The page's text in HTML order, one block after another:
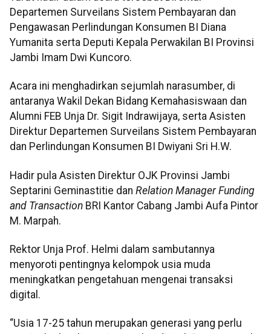
Departemen Surveilans Sistem Pembayaran dan
Pengawasan Perlindungan Konsumen BI Diana
Yumanita serta Deputi Kepala Perwakilan BI Provinsi
Jambi Imam Dwi Kuncoro.
Acara ini menghadirkan sejumlah narasumber, di
antaranya Wakil Dekan Bidang Kemahasiswaan dan
Alumni FEB Unja Dr. Sigit Indrawijaya, serta Asisten
Direktur Departemen Surveilans Sistem Pembayaran
dan Perlindungan Konsumen BI Dwiyani Sri H.W.
Hadir pula Asisten Direktur OJK Provinsi Jambi
Septarini Geminastitie dan Relation Manager Funding
and Transaction BRI Kantor Cabang Jambi Aufa Pintor
M. Marpah.
Rektor Unja Prof. Helmi dalam sambutannya
menyoroti pentingnya kelompok usia muda
meningkatkan pengetahuan mengenai transaksi
digital.
“Usia 17-25 tahun merupakan generasi yang perlu